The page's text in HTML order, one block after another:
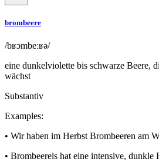
brombeere
/bʁɔmbeːʁə/
eine dunkelviolette bis schwarze Beere,
wächst
Substantiv
Examples:
• Wir haben im Herbst Brombeeren am
• Brombeereis hat eine intensive, dunkle